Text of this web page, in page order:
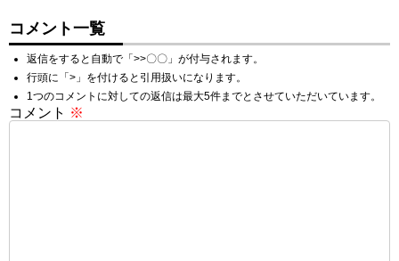
コメント一覧
返信をすると自動で「>>〇〇」が付与されます。
行頭に「>」を付けると引用扱いになります。
1つのコメントに対しての返信は最大5件までとさせていただいています。
コメント ※